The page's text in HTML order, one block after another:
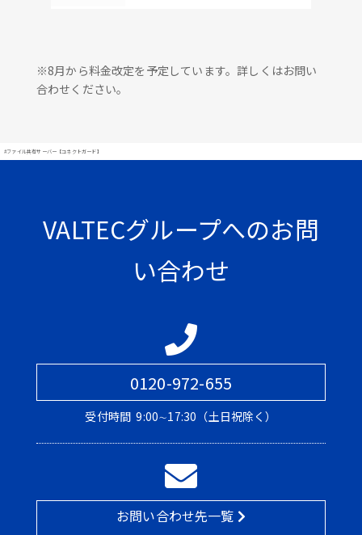
※8月から料金改定を予定しています。詳しくはお問い
合わせください。
#ファイル共有サーバー【コネクトガード】
VALTECグループへのお問
い合わせ
0120-972-655
受付時間 9:00∼17:30（土日祝除く）
お問い合わせ先一覧